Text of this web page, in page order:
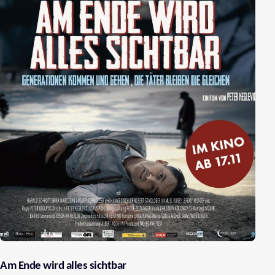
Am Ende wird alles sichtbar